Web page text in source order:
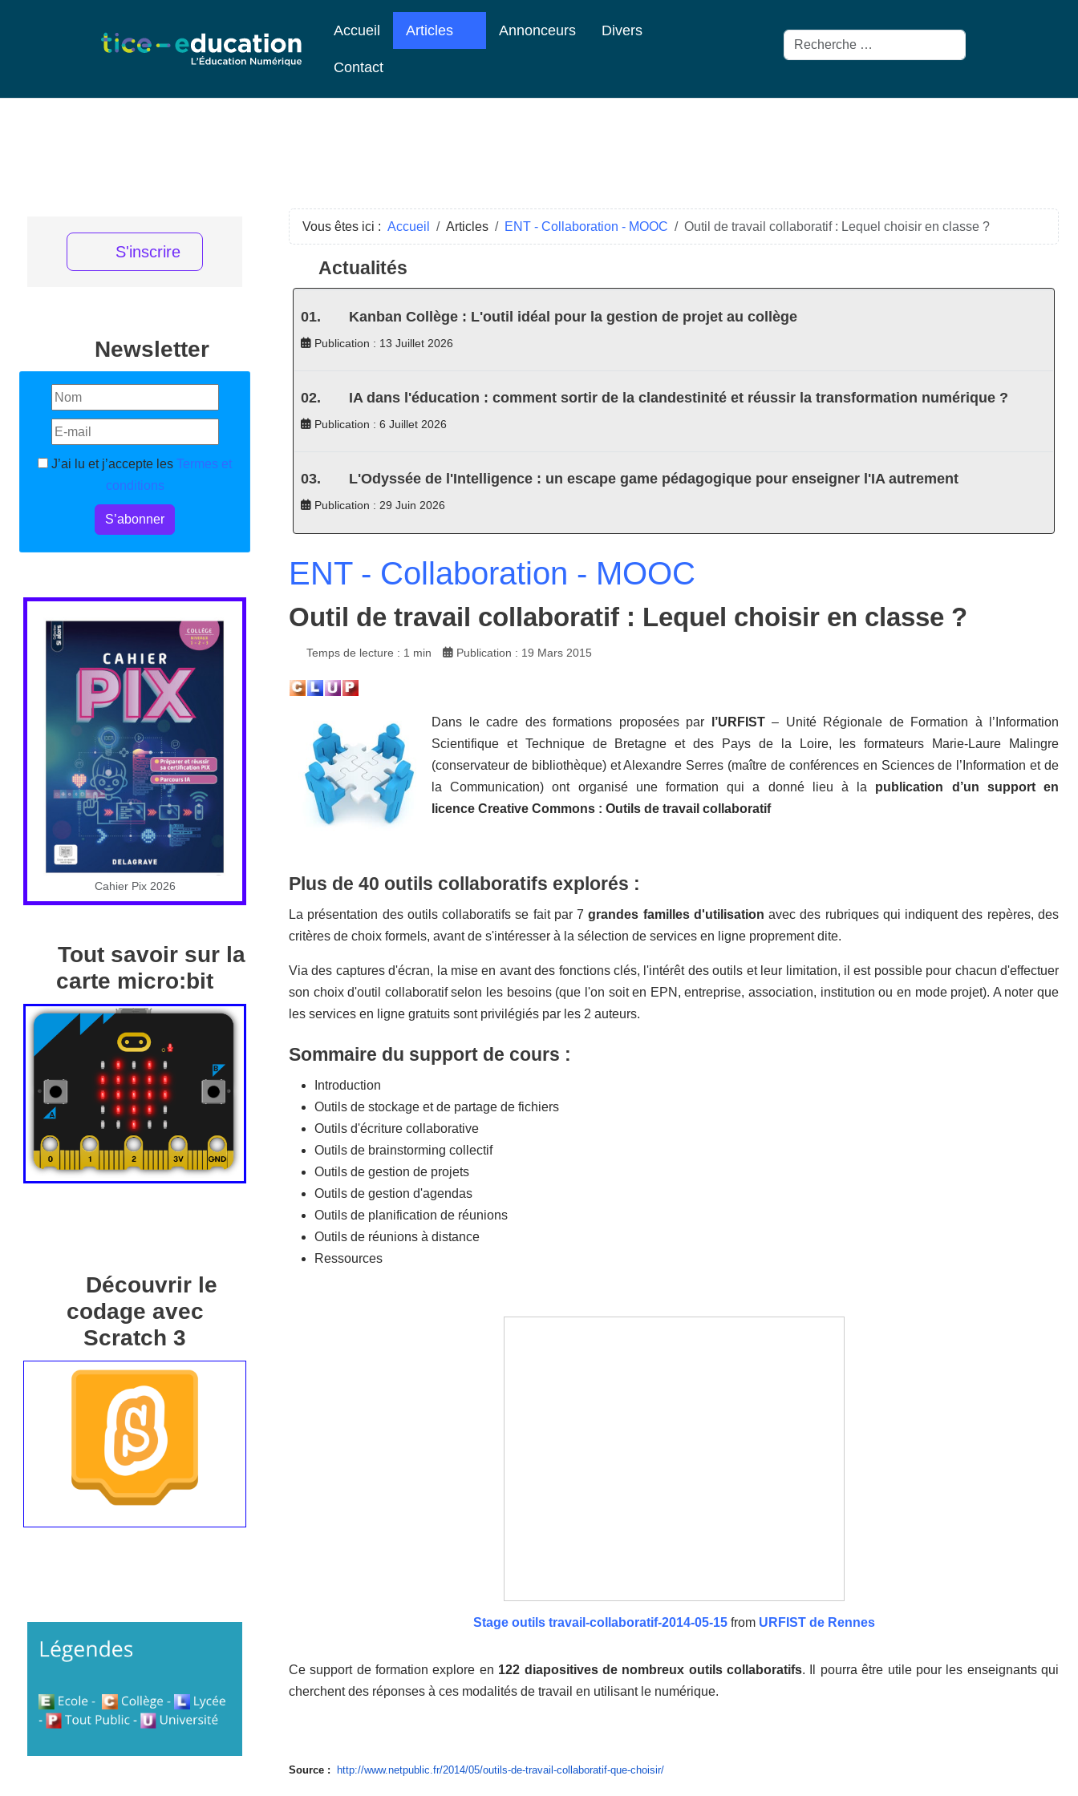
Accueil Articles Annonceurs Divers
Contact
Rechercher
S'inscrire
Newsletter
J’ai lu et j’accepte les Termes et
conditions
S’abonner
Cahier Pix 2026
Tout savoir sur la
carte micro:bit
Découvrir le
codage avec
Scratch 3
Vous êtes ici : Accueil Articles ENT - Collaboration - MOOC Outil de travail collaboratif : Lequel choisir en classe ?
Actualités
Kanban Collège : L'outil idéal pour la gestion de projet au collège
Publication : 13 Juillet 2026
IA dans l'éducation : comment sortir de la clandestinité et réussir la transformation numérique ?
Publication : 6 Juillet 2026
L'Odyssée de l'Intelligence : un escape game pédagogique pour enseigner l'IA autrement
Publication : 29 Juin 2026
ENT - Collaboration - MOOC
Outil de travail collaboratif : Lequel choisir en classe ?
Temps de lecture : 1 min Publication : 19 Mars 2015
Dans le cadre des formations proposées par l’URFIST– Unité Régionale de Formation à l’Information
Scientifique et Technique de Bretagne et des Pays de la Loire, les formateurs Marie-Laure Malingre
(conservateur de bibliothèque) et Alexandre Serres (maître de conférences en Sciences de l’Information et de
la Communication) ont organisé une formation qui a donné lieu à la publication d’un support en
licence Creative Commons : Outils de travail collaboratif
Plus de 40 outils collaboratifs explorés :
La présentation des outils collaboratifs se fait par 7 grandes familles d'utilisation avec des rubriques qui indiquent des repères, des
critères de choix formels, avant de s'intéresser à la sélection de services en ligne proprement dite.
Via des captures d'écran, la mise en avant des fonctions clés, l'intérêt des outils et leur limitation, il est possible pour chacun d'effectuer
son choix d'outil collaboratif selon les besoins (que l'on soit en EPN, entreprise, association, institution ou en mode projet). A noter que
les services en ligne gratuits sont privilégiés par les 2 auteurs.
Sommaire du support de cours :
Introduction
Outils de stockage et de partage de fichiers
Outils d'écriture collaborative
Outils de brainstorming collectif
Outils de gestion de projets
Outils de gestion d'agendas
Outils de planification de réunions
Outils de réunions à distance
Ressources
Stage outils travail-collaboratif-2014-05-15 from URFIST de Rennes
Ce support de formation explore en 122 diapositives de nombreux outils collaboratifs. Il pourra être utile pour les enseignants qui
cherchent des réponses à ces modalités de travail en utilisant le numérique.
Source : http://www.netpublic.fr/2014/05/outils-de-travail-collaboratif-que-choisir/